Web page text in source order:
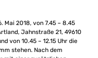
Mai 2018, von 7.45 – 8.45
Jahnstraße 21, 49610
von 10.45 – 12.15 Uhr die
stehen. Nach dem